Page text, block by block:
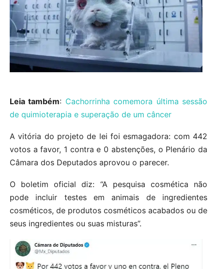
Leia também: Cachorrinha comemora última sessão
de quimioterapia e superação de um câncer
A vitória do projeto de lei foi esmagadora: com 442
votos a favor, 1 contra e 0 abstenções, o Plenário da
Câmara dos Deputados aprovou o parecer.
O boletim oficial diz: “A pesquisa cosmética não
pode incluir testes em animais de ingredientes
cosméticos, de produtos cosméticos acabados ou de
seus ingredientes ou suas misturas”.